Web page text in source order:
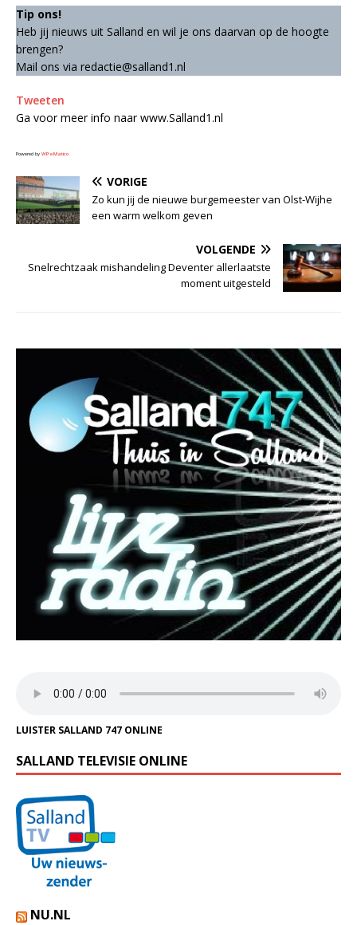
Tip ons!
Heb jij nieuws uit Salland en wil je ons daarvan op de hoogte
brengen?
Mail ons via redactie@salland1.nl
Tweeten
Ga voor meer info naar www.Salland1.nl
Powered by WPeMatico
VORIGE
Zo kun jij de nieuwe burgemeester van Olst-Wijhe
een warm welkom geven
VOLGENDE
Snelrechtzaak mishandeling Deventer allerlaatste
moment uitgesteld
LUISTER SALLAND 747 ONLINE
SALLAND TELEVISIE ONLINE
NU.NL